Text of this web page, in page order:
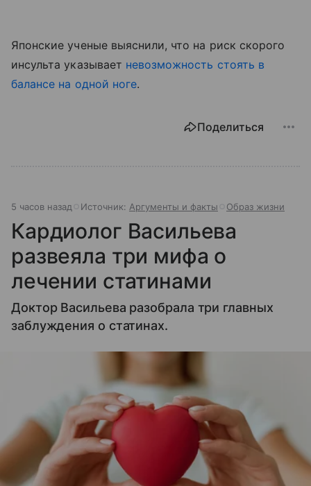
Японские ученые выяснили, что на риск скорого
инсульта указывает невозможность стоять в
балансе на одной ноге.
Поделиться
5 часов назад Источник: Аргументы и факты Образ жизни
Кардиолог Васильева
развеяла три мифа о
лечении статинами
Доктор Васильева разобрала три главных
заблуждения о статинах.